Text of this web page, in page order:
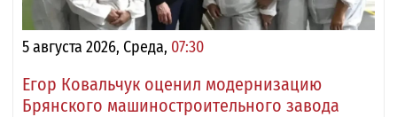
5 августа 2026, Среда, 07:30
Егор Ковальчук оценил модернизацию
Брянского машиностроительного завода